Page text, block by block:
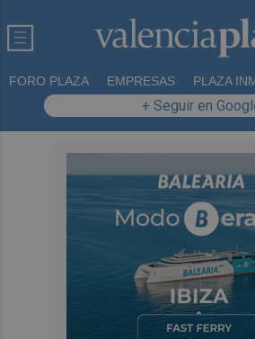
FORO PLAZA EMPRESAS PLAZA
+ Seguir en